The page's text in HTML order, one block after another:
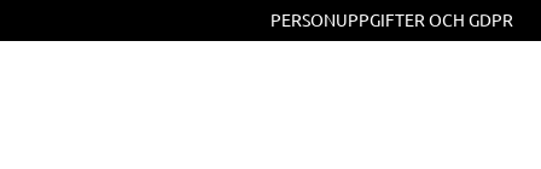
PERSONUPPGIFTER OCH GDPR